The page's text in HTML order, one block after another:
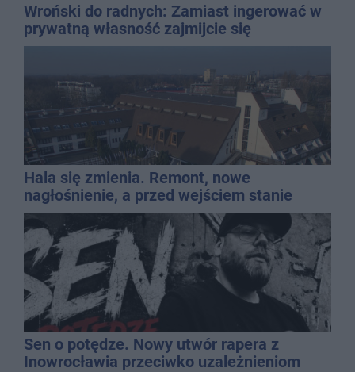
Wroński do radnych: Zamiast ingerować w
prywatną własność zajmijcie się
gospodarką
Hala się zmienia. Remont, nowe
nagłośnienie, a przed wejściem stanie
QEMETICA ARENA
Sen o potędze. Nowy utwór rapera z
Inowrocławia przeciwko uzależnieniom